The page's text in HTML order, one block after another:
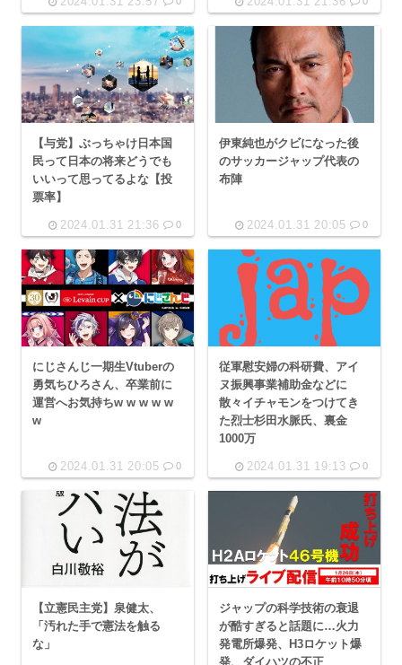
【与党】ぶっちゃけ日本国
民って日本の将来どうでも
いいって思ってるよな【投
票率】
2024.01.31 21:36 0
伊東純也がクビになった後
のサッカージャップ代表の
布陣
2024.01.31 20:05 0
にじさんじ一期生Vtuberの
勇気ちひろさん、卒業前に
運営へお気持ちw w w w w
w
2024.01.31 20:05 0
従軍慰安婦の科研費、アイ
ヌ振興事業補助金などに
散々イチャモンをつけてき
た烈士杉田水脈氏、裏金
1000万
2024.01.31 19:13 0
【立憲民主党】泉健太、
「汚れた手で憲法を触る
な」
ジャップの科学技術の衰退
が酷すぎると話題に…火力
発電所爆発、H3ロケット爆
発、ダイハツの不正